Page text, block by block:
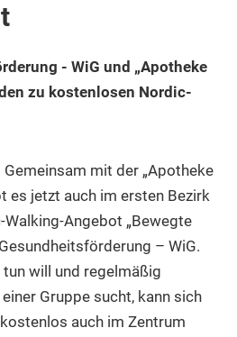
- WiG und „Apotheke
zu kostenlosen Nordic-
mit der „Apotheke
es jetzt auch im ersten Bezirk
Angebot „Bewegte
– WiG.
tun will und regelmäßig
Gruppe sucht, kann sich
auch im Zentrum